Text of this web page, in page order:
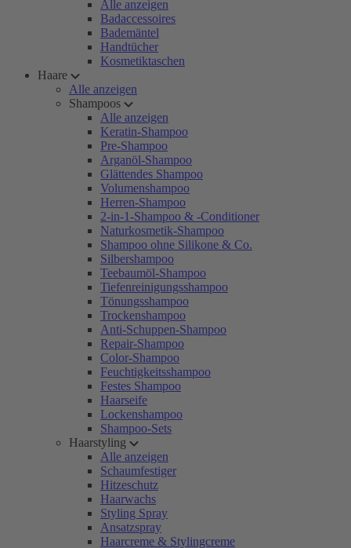
Alle anzeigen
Badaccessoires
Bademäntel
Handtücher
Kosmetiktaschen
Haare
Alle anzeigen
Shampoos
Alle anzeigen
Keratin-Shampoo
Pre-Shampoo
Arganöl-Shampoo
Glättendes Shampoo
Volumenshampoo
Herren-Shampoo
2-in-1-Shampoo & -Conditioner
Naturkosmetik-Shampoo
Shampoo ohne Silikone & Co.
Silbershampoo
Teebaumöl-Shampoo
Tiefenreinigungsshampoo
Tönungsshampoo
Trockenshampoo
Anti-Schuppen-Shampoo
Repair-Shampoo
Color-Shampoo
Feuchtigkeitsshampoo
Festes Shampoo
Haarseife
Lockenshampoo
Shampoo-Sets
Haarstyling
Alle anzeigen
Schaumfestiger
Hitzeschutz
Haarwachs
Styling Spray
Ansatzspray
Haarcreme & Stylingcreme